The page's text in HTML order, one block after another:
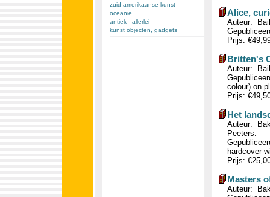
zuid-amerikaanse kunst
oceanie
antiek - allerlei
kunst objecten, gadgets
Alice,
Auteur:
Prijs:
Britten's
Auteur:
colour) on
Prijs:
Het
Auteur:
Peeters:
hardcover
Prijs:
Masters
Auteur: